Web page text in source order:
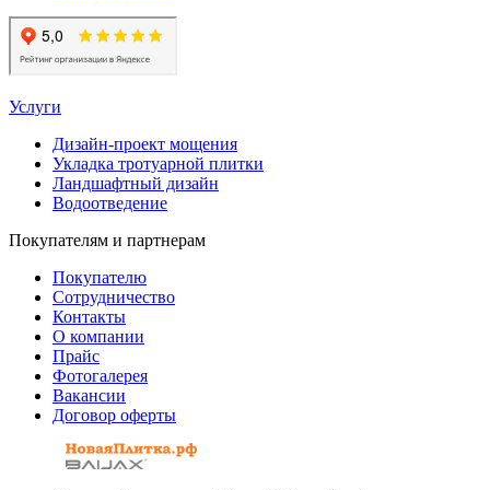
Услуги
Дизайн-проект мощения
Укладка тротуарной плитки
Ландшафтный дизайн
Водоотведение
Покупателям и партнерам
Покупателю
Сотрудничество
Контакты
О компании
Прайс
Фотогалерея
Вакансии
Договор оферты